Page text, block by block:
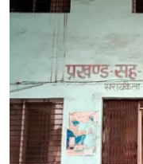
धर्म
लाइफस्टाइल
टेक